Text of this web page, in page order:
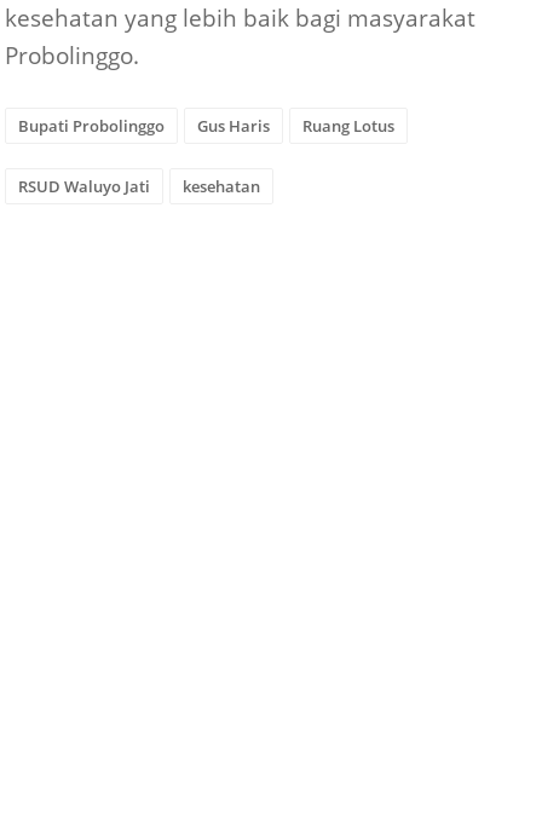
kesehatan yang lebih baik bagi masyarakat
Probolinggo.
Bupati Probolinggo Gus Haris Ruang Lotus
RSUD Waluyo Jati kesehatan